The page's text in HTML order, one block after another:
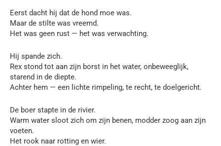
Eerst dacht hij dat de hond moe was.
Maar de stilte was vreemd.
Het was geen rust — het was verwachting.
Hij spande zich.
Rex stond tot aan zijn borst in het water, onbeweeglijk,
starend in de diepte.
Achter hem — een lichte rimpeling, te recht, te doelgericht.
De boer stapte in de rivier.
Warm water sloot zich om zijn benen, modder zoog aan zijn
voeten.
Het rook naar rotting en wier.